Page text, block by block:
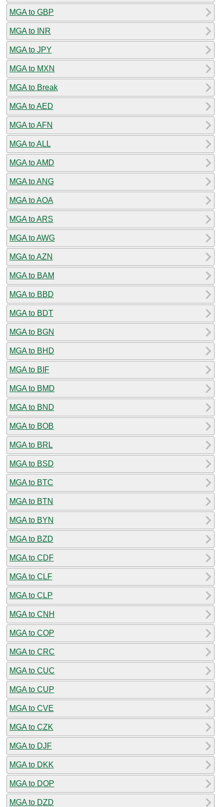
MGA to GBP
MGA to INR
MGA to JPY
MGA to MXN
MGA to Break
MGA to AED
MGA to AFN
MGA to ALL
MGA to AMD
MGA to ANG
MGA to AOA
MGA to ARS
MGA to AWG
MGA to AZN
MGA to BAM
MGA to BBD
MGA to BDT
MGA to BGN
MGA to BHD
MGA to BIF
MGA to BMD
MGA to BND
MGA to BOB
MGA to BRL
MGA to BSD
MGA to BTC
MGA to BTN
MGA to BYN
MGA to BZD
MGA to CDF
MGA to CLF
MGA to CLP
MGA to CNH
MGA to COP
MGA to CRC
MGA to CUC
MGA to CUP
MGA to CVE
MGA to CZK
MGA to DJF
MGA to DKK
MGA to DOP
MGA to DZD